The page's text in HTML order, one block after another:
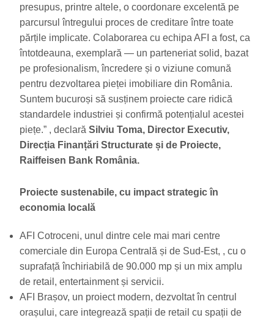
presupus, printre altele, o coordonare excelentă pe
parcursul întregului proces de creditare între toate
părțile implicate. Colaborarea cu echipa AFI a fost, ca
întotdeauna, exemplară — un parteneriat solid, bazat
pe profesionalism, încredere și o viziune comună
pentru dezvoltarea pieței imobiliare din România.
Suntem bucuroși să susținem proiecte care ridică
standardele industriei și confirmă potențialul acestei
piețe.” , declară Silviu Toma, Director Executiv,
Direcția Finanțări Structurate și de Proiecte,
Raiffeisen Bank România.
Proiecte sustenabile, cu impact strategic în
economia locală
AFI Cotroceni, unul dintre cele mai mari centre
comerciale din Europa Centrală și de Sud-Est, , cu o
suprafață închiriabilă de 90.000 mp și un mix amplu
de retail, entertainment și servicii.
AFI Brașov, un proiect modern, dezvoltat în centrul
orașului, care integrează spații de retail cu spații de